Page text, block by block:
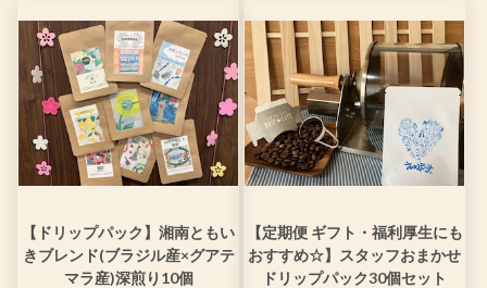
【ドリップパック】湘南ともい
きブレンド(ブラジル産×グアテ
マラ産)深煎り10個
【定期便 ギフト・福利厚生にも
おすすめ☆】スタッフおまかせ
ドリップパック30個セット